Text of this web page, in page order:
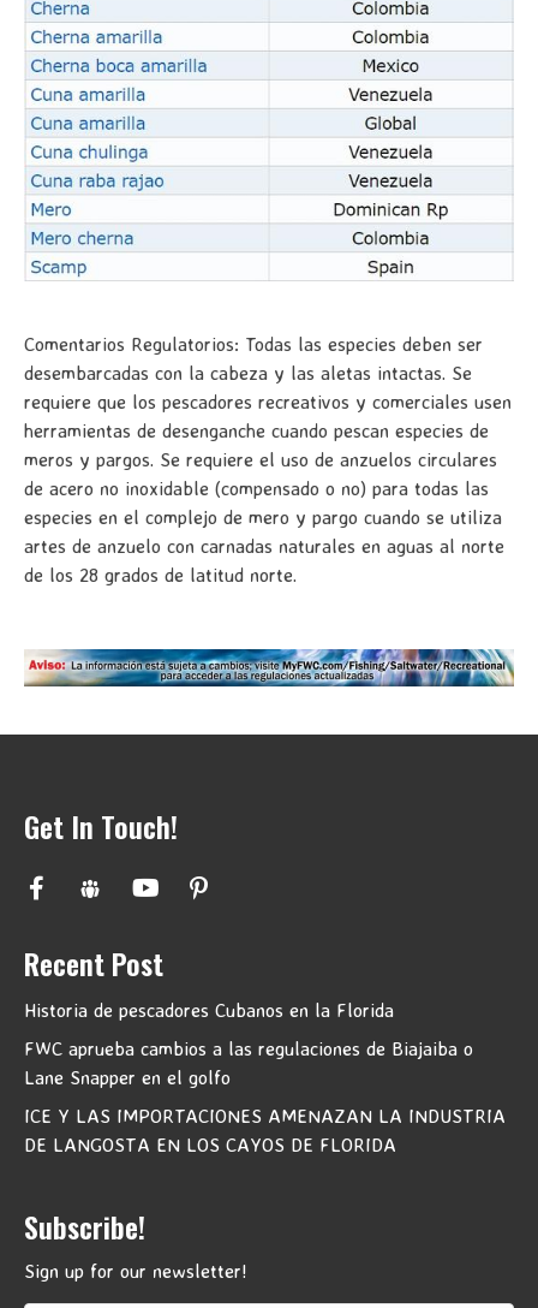
Comentarios Regulatorios: Todas las especies deben ser
desembarcadas con la cabeza y las aletas intactas. Se
requiere que los pescadores recreativos y comerciales usen
herramientas de desenganche cuando pescan especies de
meros y pargos. Se requiere el uso de anzuelos circulares
de acero no inoxidable (compensado o no) para todas las
especies en el complejo de mero y pargo cuando se utiliza
artes de anzuelo con carnadas naturales en aguas al norte
de los 28 grados de latitud norte.
Get In Touch!
Recent Post
Historia de pescadores Cubanos en la Florida
FWC aprueba cambios a las regulaciones de Biajaiba o
Lane Snapper en el golfo
ICE Y LAS IMPORTACIONES AMENAZAN LA INDUSTRIA
DE LANGOSTA EN LOS CAYOS DE FLORIDA
Subscribe!
Sign up for our newsletter!